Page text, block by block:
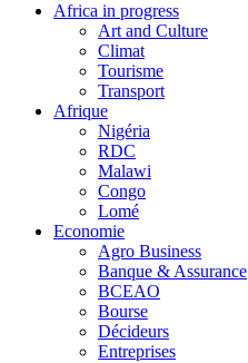
Africa in progress
Art and Culture
Climat
Tourisme
Transport
Afrique
Nigéria
RDC
Malawi
Congo
Lomé
Economie
Agro Business
Banque & Assurance
BCEAO
Bourse
Décideurs
Entreprises